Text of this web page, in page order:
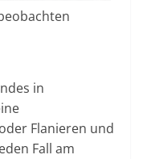
in
Flanieren und
Fall am